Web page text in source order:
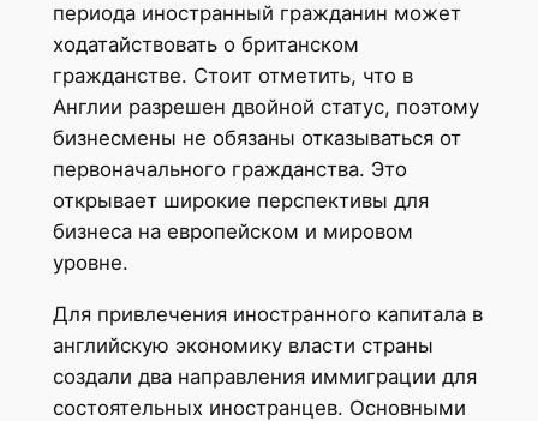
периода иностранный гражданин может
ходатайствовать о британском
гражданстве. Стоит отметить, что в
Англии разрешен двойной статус, поэтому
бизнесмены не обязаны отказываться от
первоначального гражданства. Это
открывает широкие перспективы для
бизнеса на европейском и мировом
уровне.
Для привлечения иностранного капитала в
английскую экономику власти страны
создали два направления иммиграции для
состоятельных иностранцев. Основными